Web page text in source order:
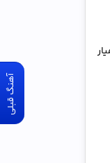
آهنگ قبلی